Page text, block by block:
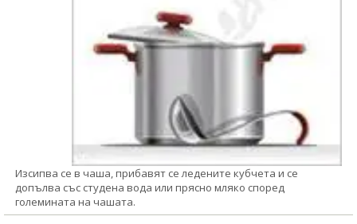
Изсипва се в чаша, прибавят се ледените кубчета и се
допълва със студена вода или прясно мляко според
големината на чашата.